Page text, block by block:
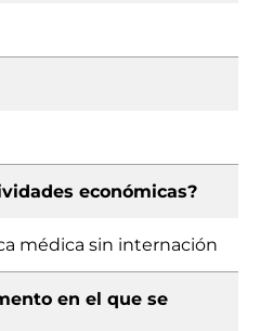
económicas?
médica sin internación
en el que se